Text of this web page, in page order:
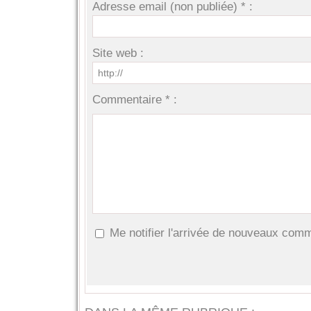
Adresse email (non publiée) * :
Site web :
Commentaire * :
Me notifier l'arrivée de nouveaux